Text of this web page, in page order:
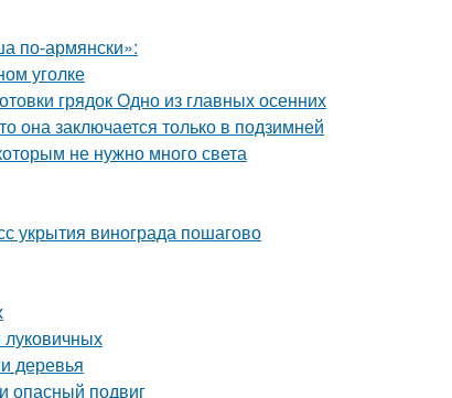
по-армянски»:
уголке
грядок Одно из главных осенних
она заключается только в подзимней
не нужно много света
укрытия винограда пошагово
деревья
опасный подвиг